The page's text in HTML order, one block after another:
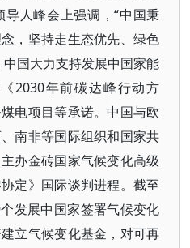
人峰会上强调，“中国秉
，坚持走生态优先、绿色
国大力支持发展中国家能
2030年前碳达峰行动方
电项目等承诺。中国与欧
南非等国际组织和国家共
办金砖国家气候变化高级
定》国际谈判进程。截至
发展中国家签署气候变化
立气候变化基金，对可再